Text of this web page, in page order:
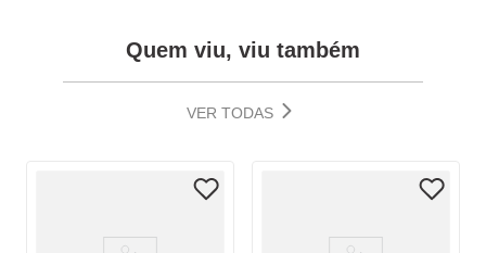
Quem viu, viu também
VER TODAS